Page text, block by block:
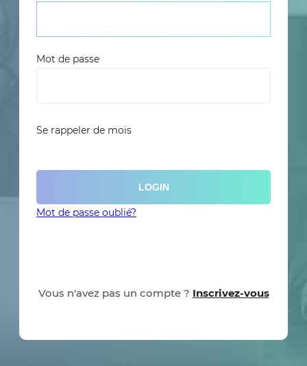
Mot de passe
Se rappeler de mois
LOGIN
Mot de passe oublié?
Vous n'avez pas un compte ? Inscrivez-vous